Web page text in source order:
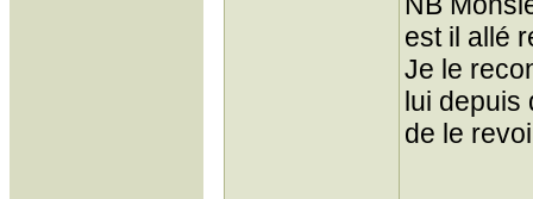
est il allé
Je le
lui depuis
de le